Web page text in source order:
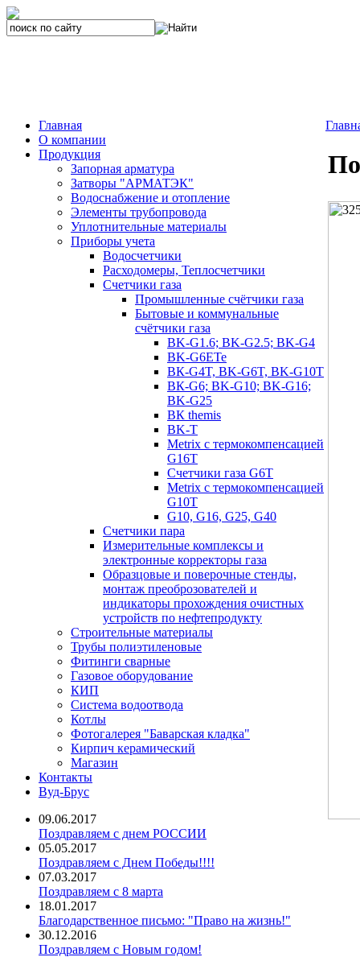
Главная
О компании
Продукция
Запорная арматура
Затворы "АРМАТЭК"
Водоснабжение и отопление
Элементы трубопровода
Уплотнительные материалы
Приборы учета
Водосчетчики
Расходомеры, Теплосчетчики
Счетчики газа
Промышленные счётчики газа
Бытовые и коммунальные
счётчики газа
BK-G1.6; BK-G2.5; BK-G4
BK-G6ETe
ВК-G4T, BK-G6T, BK-G10T
ВК-G6; BK-G10; BK-G16;
BK-G25
ВК themis
BK-T
Metrix с термокомпенсацией
G16T
Счетчики газа G6T
Metrix с термокомпенсацией
G10T
G10, G16, G25, G40
Счетчики пара
Измерительные комплексы и
электронные корректоры газа
Образцовые и поверочные стенды,
монтаж преоброзователей и
индикаторы прохождения очистных
устройств по нефтепродукту
Строительные материалы
Трубы полиэтиленовые
Фитинги сварные
Газовое оборудование
КИП
Система водоотвода
Котлы
Фотогалерея "Баварская кладка"
Кирпич керамический
Магазин
Контакты
Вуд-Брус
09.06.2017
Поздравляем с днем РОССИИ
05.05.2017
Поздравляем с Днем Победы!!!!
07.03.2017
Поздравляем с 8 марта
18.01.2017
Благодарственное письмо: "Право на жизнь!"
30.12.2016
Поздравляем с Новым годом!